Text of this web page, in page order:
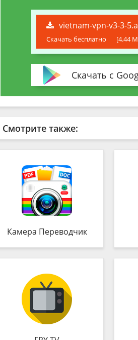
vietnam-vpn-v3-3-
Скачать бесплатно [4.44
Скачать с
Смотрите также:
Камера Переводчик